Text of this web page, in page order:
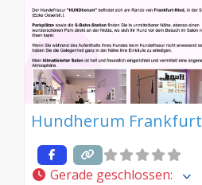
Hundherum Frankfurt
Gerade geschlossen: